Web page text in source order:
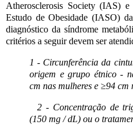
Atherosclerosis Society (IAS)
Estudo de Obesidade (IASO)
diagnóstico da síndrome
critérios a seguir devem ser
1 - Circunferência da
origem e grupo étnico -
cm nas mulheres e ≥94 cm
2 - Concentração de
(150 mg / dL) ou o